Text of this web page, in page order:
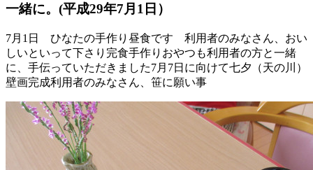
一緒に。(平成29年7月1日）
7月1日 ひなたの手作り昼食です 利用者のみなさん、おい
しいといって下さり完食手作りおやつも利用者の方と一緒
に、手伝っていただきました7月7日に向けて七夕（天の川）
壁画完成利用者のみなさん、笹に願い事